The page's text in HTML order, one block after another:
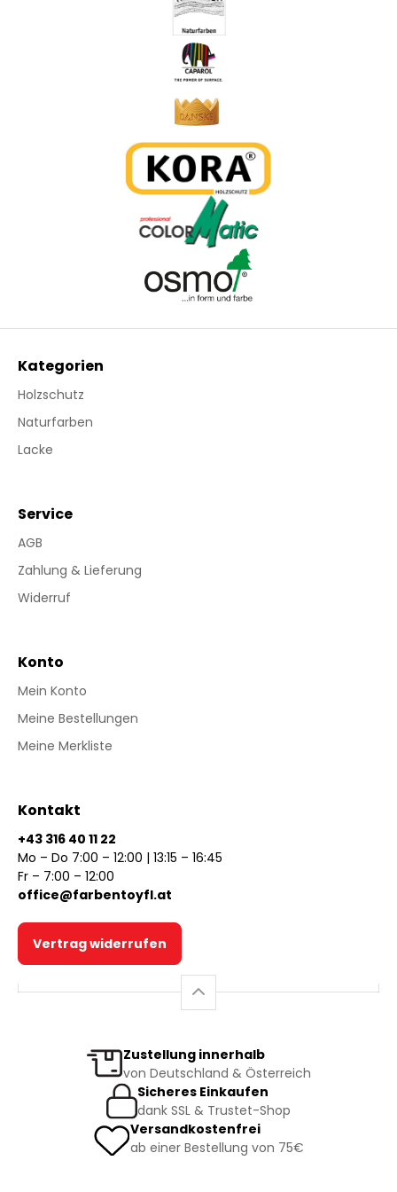
Kategorien
Holzschutz
Naturfarben
Lacke
Service
AGB
Zahlung & Lieferung
Widerruf
Konto
Mein Konto
Meine Bestellungen
Meine Merkliste
Kontakt
+43 316 40 11 22
Mo – Do 7:00 – 12:00 | 13:15 – 16:45
Fr – 7:00 – 12:00
office@farbentoyfl.at
Vertrag widerrufen
Zustellung innerhalb
von Deutschland & Österreich
Sicheres Einkaufen
dank SSL & Trustet-Shop
Versandkostenfrei
ab einer Bestellung von 75€